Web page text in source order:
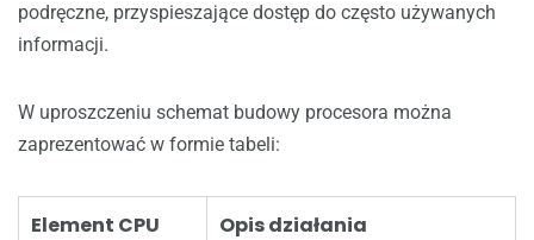
podręczne, przyspieszające dostęp do często używanych
informacji.
W uproszczeniu schemat budowy procesora można
zaprezentować w formie tabeli:
Element CPU Opis działania